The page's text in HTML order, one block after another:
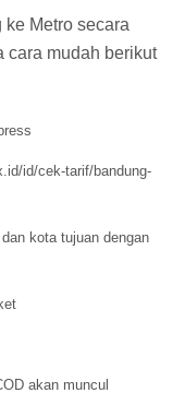
Metro secara
cara mudah berikut
id/cek-tarif/bandung-
kota tujuan dengan
akan muncul